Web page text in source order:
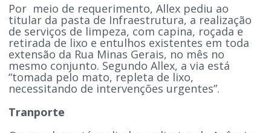
Por meio de requerimento, Allex pediu ao
titular da pasta de Infraestrutura, a realização
de serviços de limpeza, com capina, roçada e
retirada de lixo e entulhos existentes em toda
extensão da Rua Minas Gerais, no mês no
mesmo conjunto. Segundo Allex, a via está
“tomada pelo mato, repleta de lixo,
necessitando de intervenções urgentes”.
Tranporte